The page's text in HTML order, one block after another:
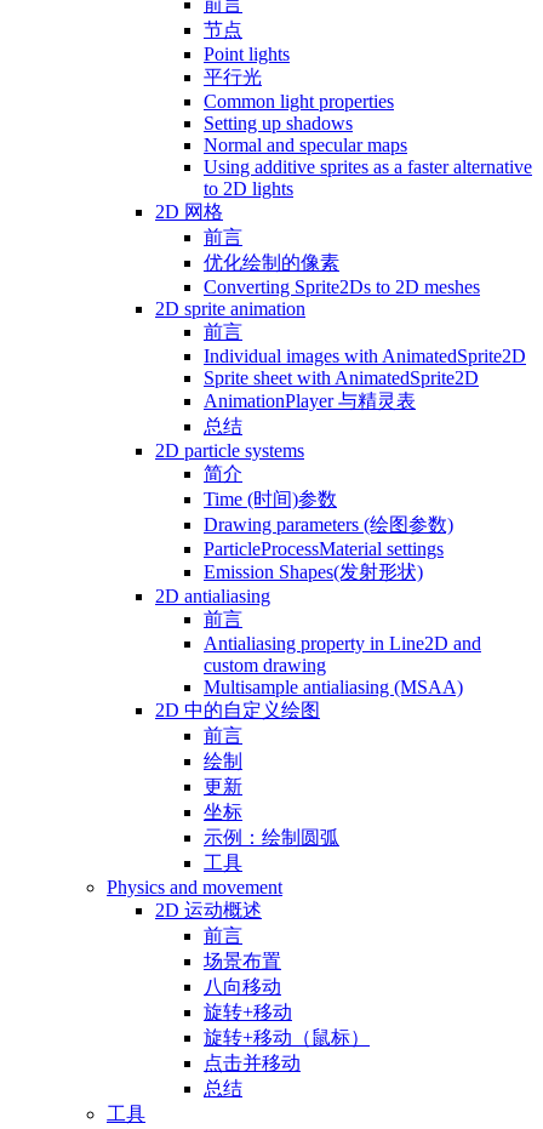
前言
节点
Point lights
平行光
Common light properties
Setting up shadows
Normal and specular maps
Using additive sprites as a faster alternative
to 2D lights
2D 网格
前言
优化绘制的像素
Converting Sprite2Ds to 2D meshes
2D sprite animation
前言
Individual images with AnimatedSprite2D
Sprite sheet with AnimatedSprite2D
AnimationPlayer 与精灵表
总结
2D particle systems
简介
Time (时间)参数
Drawing parameters (绘图参数)
ParticleProcessMaterial settings
Emission Shapes(发射形状)
2D antialiasing
前言
Antialiasing property in Line2D and
custom drawing
Multisample antialiasing (MSAA)
2D 中的自定义绘图
前言
绘制
更新
坐标
示例：绘制圆弧
工具
Physics and movement
2D 运动概述
前言
场景布置
八向移动
旋转+移动
旋转+移动（鼠标）
点击并移动
总结
工具